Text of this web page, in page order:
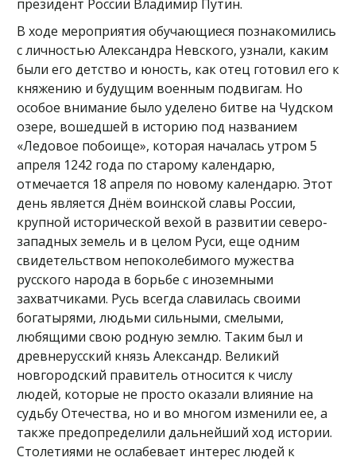
президент России Владимир Путин.
В ходе мероприятия обучающиеся познакомились
с личностью Александра Невского, узнали, каким
были его детство и юность, как отец готовил его к
княжению и будущим военным подвигам. Но
особое внимание было уделено битве на Чудском
озере, вошедшей в историю под названием
«Ледовое побоище», которая началась утром 5
апреля 1242 года по старому календарю,
отмечается 18 апреля по новому календарю. Этот
день является Днём воинской славы России,
крупной исторической вехой в развитии северо-
западных земель и в целом Руси, еще одним
свидетельством непоколебимого мужества
русского народа в борьбе с иноземными
захватчиками. Русь всегда славилась своими
богатырями, людьми сильными, смелыми,
любящими свою родную землю. Таким был и
древнерусский князь Александр. Великий
новгородский правитель относится к числу
людей, которые не просто оказали влияние на
судьбу Отечества, но и во многом изменили ее, а
также предопределили дальнейший ход истории.
Столетиями не ослабевает интерес людей к